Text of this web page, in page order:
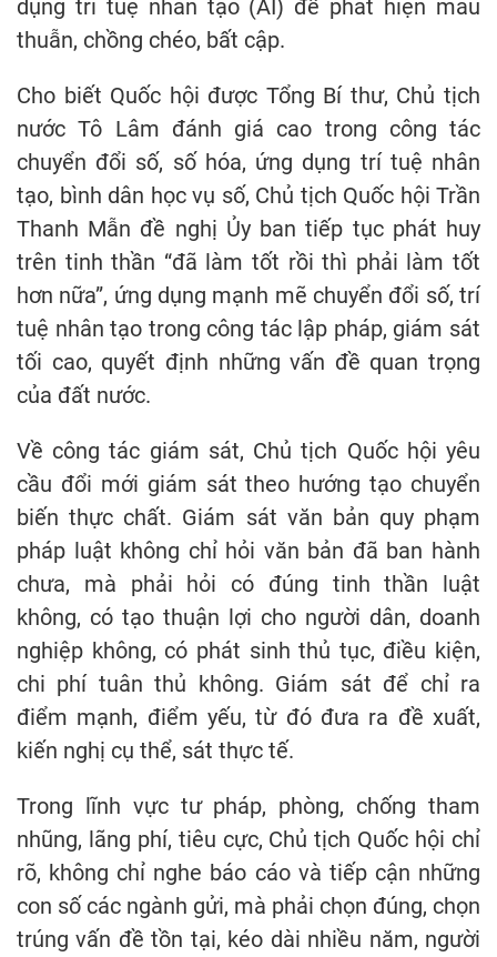
dụng trí tuệ nhân tạo (AI) để phát hiện mâu
thuẫn, chồng chéo, bất cập.
Cho biết Quốc hội được Tổng Bí thư, Chủ tịch
nước Tô Lâm đánh giá cao trong công tác
chuyển đổi số, số hóa, ứng dụng trí tuệ nhân
tạo, bình dân học vụ số, Chủ tịch Quốc hội Trần
Thanh Mẫn đề nghị Ủy ban tiếp tục phát huy
trên tinh thần “đã làm tốt rồi thì phải làm tốt
hơn nữa”, ứng dụng mạnh mẽ chuyển đổi số, trí
tuệ nhân tạo trong công tác lập pháp, giám sát
tối cao, quyết định những vấn đề quan trọng
của đất nước.
Về công tác giám sát, Chủ tịch Quốc hội yêu
cầu đổi mới giám sát theo hướng tạo chuyển
biến thực chất. Giám sát văn bản quy phạm
pháp luật không chỉ hỏi văn bản đã ban hành
chưa, mà phải hỏi có đúng tinh thần luật
không, có tạo thuận lợi cho người dân, doanh
nghiệp không, có phát sinh thủ tục, điều kiện,
chi phí tuân thủ không. Giám sát để chỉ ra
điểm mạnh, điểm yếu, từ đó đưa ra đề xuất,
kiến nghị cụ thể, sát thực tế.
Trong lĩnh vực tư pháp, phòng, chống tham
nhũng, lãng phí, tiêu cực, Chủ tịch Quốc hội chỉ
rõ, không chỉ nghe báo cáo và tiếp cận những
con số các ngành gửi, mà phải chọn đúng, chọn
trúng vấn đề tồn tại, kéo dài nhiều năm, người